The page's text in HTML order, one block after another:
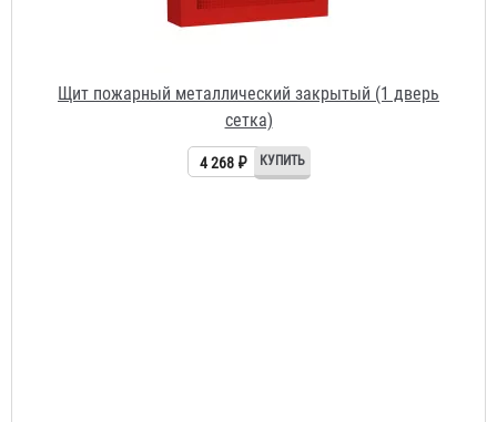
Щит пожарный металлический закрытый (1 дверь
сетка)
4 268 ₽